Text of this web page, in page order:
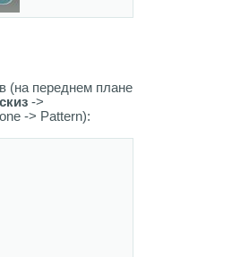
(на переднем плане
->
-> Pattern):